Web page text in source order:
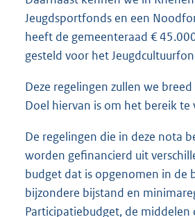
Jeugdsportfonds en een
heeft de gemeenteraad €
gesteld voor het
Deze regelingen zullen we
Doel hiervan is om het bereik te
De regelingen die in deze nota
worden gefinancierd uit
budget dat is opgenomen in de
bijzondere bijstand en
Participatiebudget, de middelen